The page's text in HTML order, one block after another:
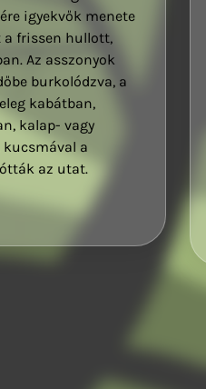
igyekvők menete
a frissen hullott,
Az asszonyok
burkolódzva, a
kabátban,
kalap- vagy
kucsmával a
az utat.